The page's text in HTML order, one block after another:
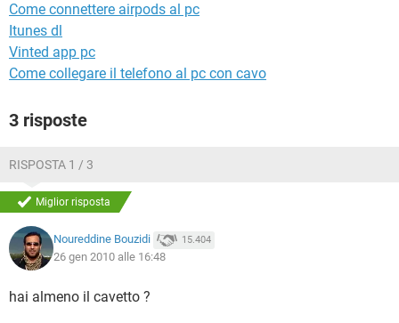
Come connettere airpods al pc
Itunes dl
Vinted app pc
Come collegare il telefono al pc con cavo
3 risposte
RISPOSTA 1 / 3
Miglior risposta
Noureddine Bouzidi 15.404
26 gen 2010 alle 16:48
hai almeno il cavetto ?